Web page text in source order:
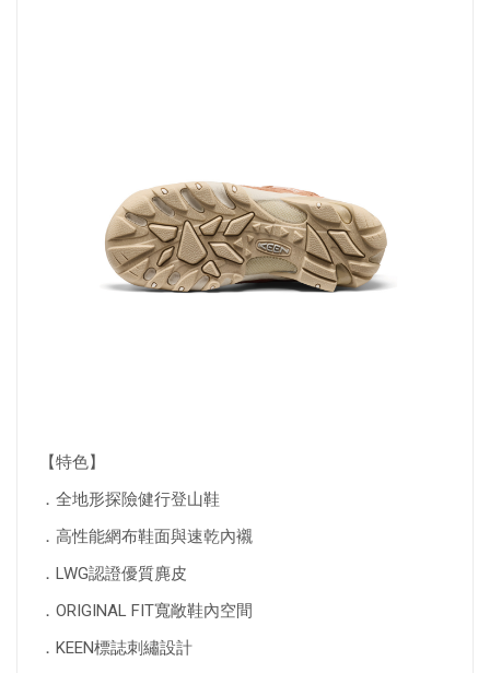
【特色】
．全地形探險健行登山鞋
．高性能網布鞋面與速乾內襯
．LWG認證優質麂皮
．ORIGINAL FIT寬敞鞋內空間
．KEEN標誌刺繡設計